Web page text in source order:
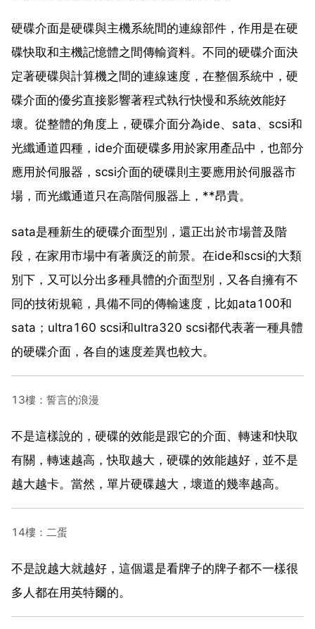
硬碟介面是硬碟與主機系統間的連線部件，作用是在硬
碟快取和主機記憶體之間傳輸資料。不同的硬碟介面決
定著硬碟與計算機之間的連線速度，在整個系統中，硬
碟介面的優劣直接影響著程式執行快慢和系統效能好
壞。從整體的角度上，硬碟介面分為ide、sata、scsi和
光纖通道四種，ide介面硬碟多用於家用產品中，也部分
應用於伺服器，scsi介面的硬碟則主要應用於伺服器市
場，而光纖通道只在高階伺服器上，**昂貴。
sata是種新生的硬碟介面型別，還正出於市場普及階
段，在家用市場中有著廣泛的前景。在ide和scsi的大類
別下，又可以分出多種具體的介面型別，又各自擁有不
同的技術規範，具備不同的傳輸速度，比如ata100和
sata；ultra160 scsi和ultra320 scsi都代表著一種具體
的硬碟介面，各自的速度差異也較大。
13樓：誓言的浪漫
不是這樣說的，硬碟的效能是跟它的介面、轉速和快取
有關，轉速越高，快取越大，硬碟的效能越好，並不是
越大越卡。當然，單片硬碟越大，壞道的幾率越高。
14樓：二蛋
不是說越大就越好，這個還是看牌子的牌子都不一樣很
多人都在用英特爾的。